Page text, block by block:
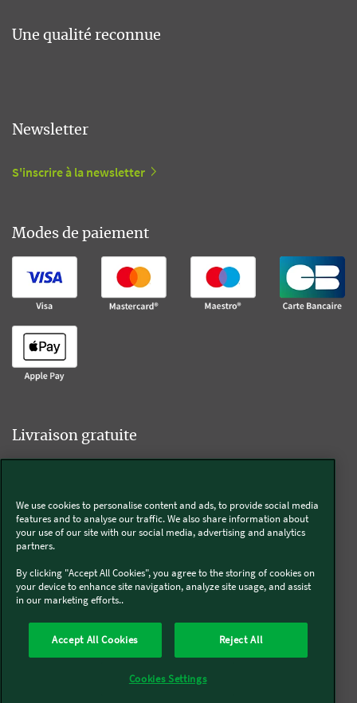
Une qualité reconnue
Newsletter
S'inscrire à la newsletter
Modes de paiement
Livraison gratuite
Livraison offerte sur l'e-shop dès 55€ d'achat.
Kobold
We use cookies to personalise content and ads, to provide social media
features and to analyse our traffic. We also share information about
your use of our site with our social media, advertising and analytics
partners.
By clicking "Accept All Cookies", you agree to the storing of cookies on
your device to enhance site navigation, analyze site usage, and assist
in our marketing efforts..
Accept All Cookies Reject All
Cookies Settings